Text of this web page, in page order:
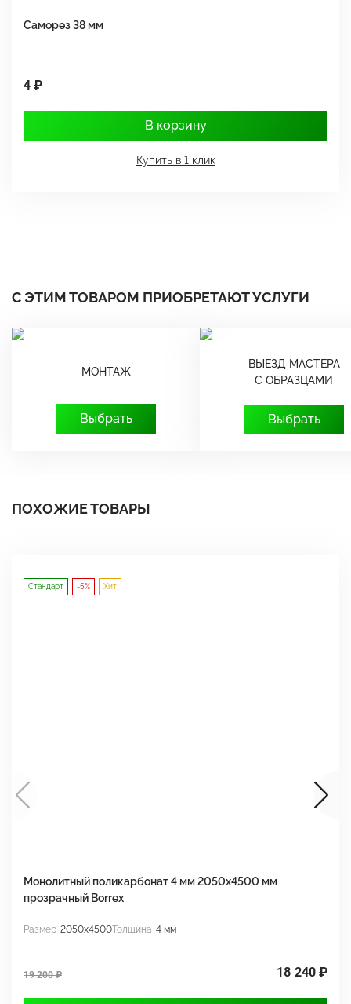
Саморез 38 мм
4 ₽
В корзину
Купить в 1 клик
С ЭТИМ ТОВАРОМ ПРИОБРЕТАЮТ УСЛУГИ
МОНТАЖ
Выбрать
ВЫЕЗД МАСТЕРА
С ОБРАЗЦАМИ
Выбрать
ПОХОЖИЕ ТОВАРЫ
Стандарт -5% Хит
Монолитный поликарбонат 4 мм 2050х4500 мм
прозрачный Borrex
Размер 2050x4500Толщина 4 мм
19 200 ₽ 18 240 ₽